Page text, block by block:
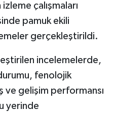
çalışmaları
pamuk ekili
gerçekleştirildi.
incelemelerde,
fenolojik
ve gelişim performansı
yerinde